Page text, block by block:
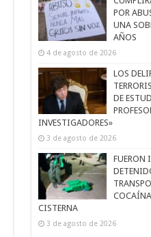
POR
UNA
AÑOS
4 de agosto de 2026
LOS
DE
INVESTIGADORES»
3 de agosto de 2026
FUERON
CISTERNA
3 de agosto de 2026